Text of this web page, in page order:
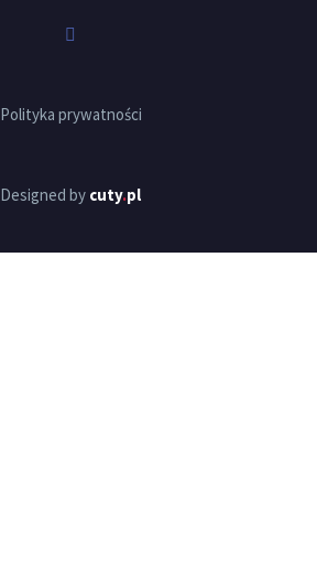
Polityka prywatności
Designed by cuty.pl